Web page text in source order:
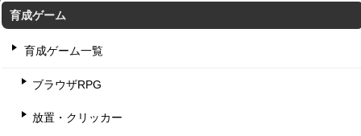
育成ゲーム
育成ゲーム一覧
ブラウザRPG
放置・クリッカー